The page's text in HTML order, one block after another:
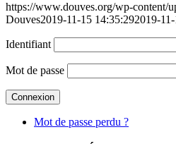
https://www.douves.org/wp-content/
Douves2019-11-15 14:35:292019-
Identifiant
Mot de passe
Mot de passe perdu ?